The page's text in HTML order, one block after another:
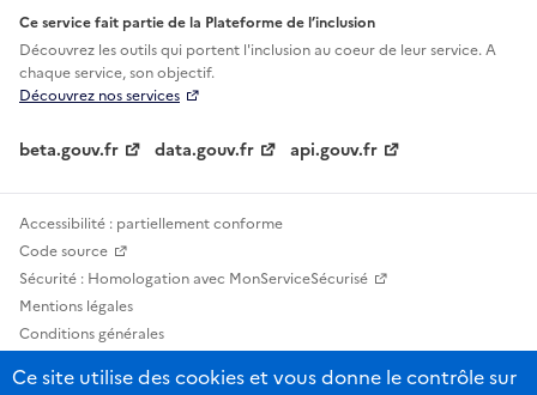
Ce service fait partie de la Plateforme de l’inclusion
Découvrez les outils qui portent l'inclusion aucoeur de leur service. A
chaque service, son objectif.
Découvrez nos services
beta.gouv.fr data.gouv.fr api.gouv.fr
Accessibilité : partiellement conforme
Code source
Sécurité : Homologation avec MonServiceSécurisé
Mentions légales
Conditions générales
Statistiques, lexiques et indicateurs
Ce site utilise des cookies et vous donne le contrôle sur